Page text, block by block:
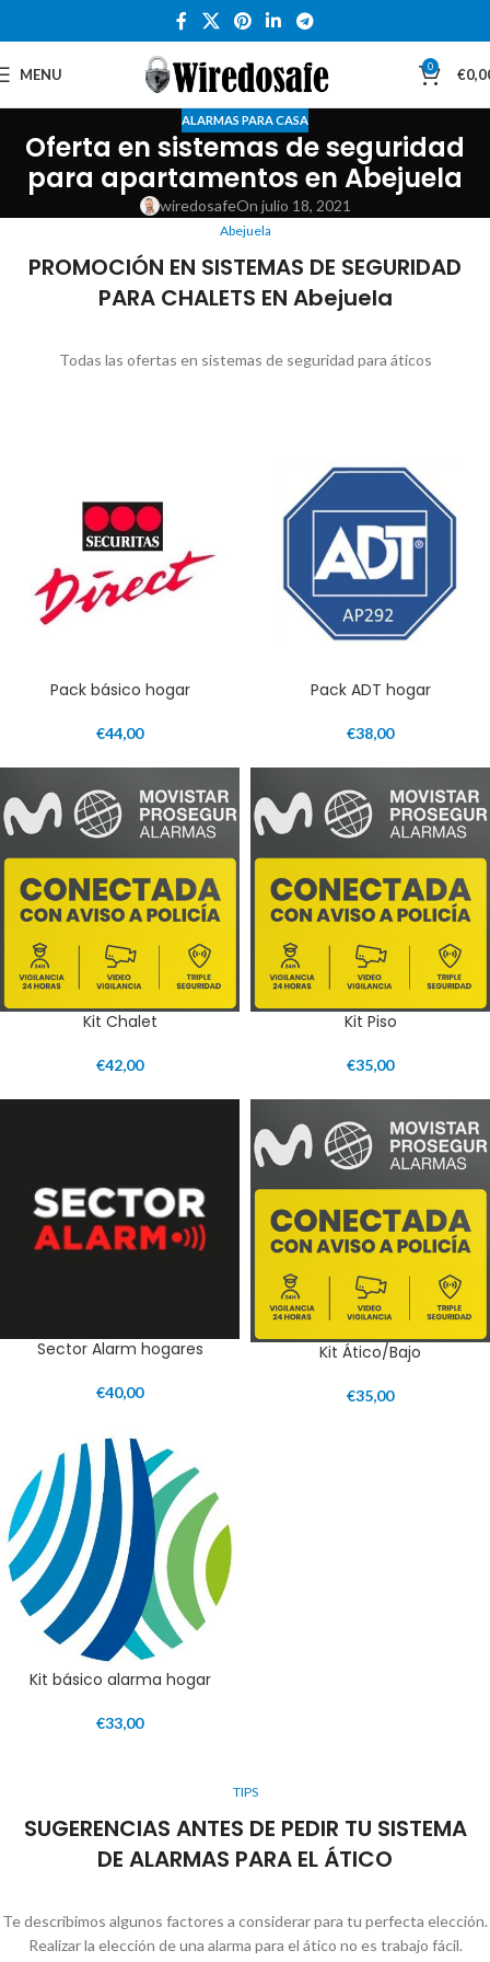
MENU 0 €
ALARMAS PARA CASA
Oferta en sistemas de seguridad
para apartamentos en Abejuela
wiredosafeOn julio 18, 2021
Abejuela
PROMOCIÓN EN SISTEMAS DE SEGURIDAD
PARA CHALETS EN Abejuela
Todas las ofertas en sistemas de seguridad para áticos
Pack básico hogar
€44,00
Pack ADT hogar
€38,00
Kit Chalet
€42,00
Kit Piso
€35,00
Sector Alarm hogares
€40,00
Kit Ático/Bajo
€35,00
Kit básico alarma hogar
€33,00
TIPS
SUGERENCIAS ANTES DE PEDIR TU SISTEMA
DE ALARMAS PARA EL ÁTICO
Te describimos algunos factores a considerar para tu perfecta elección.
Realizar la elección de una alarma para el ático no es trabajo fácil.